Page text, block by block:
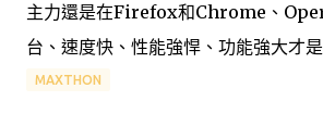
主力還是在Firefox和Chrome、
台、速度快、性能強悍、功能強大才
MAXTHON